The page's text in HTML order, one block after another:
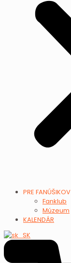
PRE FANÚŠIKOV
Fanklub
Múzeum
KALENDÁR